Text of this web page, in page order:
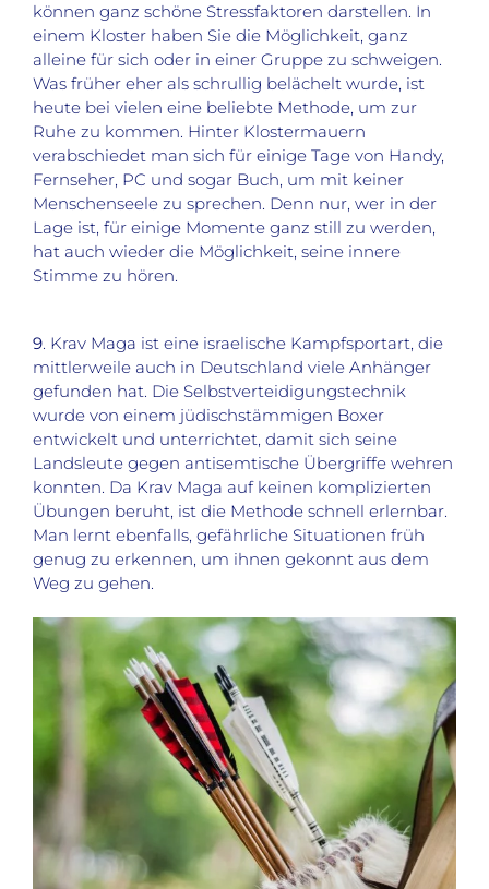
können ganz schöne Stressfaktoren darstellen. In
einem Kloster haben Sie die Möglichkeit, ganz
alleine für sich oder in einer Gruppe zu schweigen.
Was früher eher als schrullig belächelt wurde, ist
heute bei vielen eine beliebte Methode, um zur
Ruhe zu kommen. Hinter Klostermauern
verabschiedet man sich für einige Tage von Handy,
Fernseher, PC und sogar Buch, um mit keiner
Menschenseele zu sprechen. Denn nur, wer in der
Lage ist, für einige Momente ganz still zu werden,
hat auch wieder die Möglichkeit, seine innere
Stimme zu hören.
9. Krav Maga ist eine israelische Kampfsportart, die
mittlerweile auch in Deutschland viele Anhänger
gefunden hat. Die Selbstverteidigungstechnik
wurde von einem jüdischstämmigen Boxer
entwickelt und unterrichtet, damit sich seine
Landsleute gegen antisemtische Übergriffe wehren
konnten. Da Krav Maga auf keinen komplizierten
Übungen beruht, ist die Methode schnell erlernbar.
Man lernt ebenfalls, gefährliche Situationen früh
genug zu erkennen, um ihnen gekonnt aus dem
Weg zu gehen.